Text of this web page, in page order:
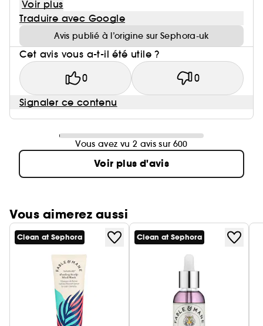
Voir plus
Traduire avec Google
Avis publié à l’origine sur Sephora-uk
Cet avis vous a-t-il été utile ?
0 0
Signaler ce contenu
Vous avez vu 2 avis sur 600
Voir plus d'avis
Vous aimerez aussi
Clean at Sephora Clean at Sephora